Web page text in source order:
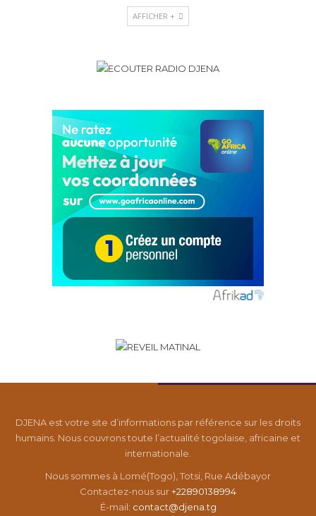
AFFICHER +
DJENA est votre site d’informations par référence sur les droits
humains. Nous couvrons toute l’actualité togolaise, africaine et
internationale.
Nous sommes à Lomé(Togo), Totsi, Rue Adébayor
Contactez-nous sur+22890138994
É-mail: contact@djena.tg